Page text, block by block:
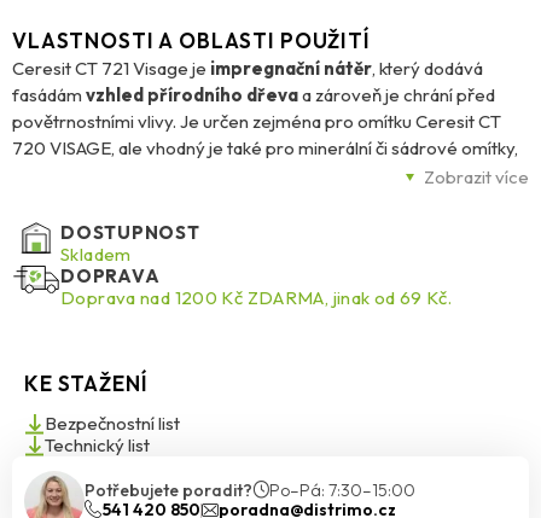
Zobrazit více
VLASTNOSTI A OBLASTI POUŽITÍ
Ceresit CT 721 Visage je impregnační nátěr, který dodává
fasádám vzhled přírodního dřevaa zároveň je chrání před
povětrnostními vlivy. Je určen zejména pro omítku Ceresit CT
720 VISAGE, ale vhodný je také pro minerální či sádrové omítky,
betonové stěrky nebo povrchy v zateplovacích systémech
před vlhkostí azaručuje dlouhodobou stálobarevnost
Produkt jek okamžitému použití
nebo stříkáním ve dvou vrstvách metodou „mokrý do mokrého“.
moderní architektuře. Balení má objem
spotřeba je 0,2 l/m² a nátěr je odolný vůči dešti po 24 hodinách.
Ceresit CT 721 je tak ideální volbou pro estetickou i funkční
ochranu fasády s dřevěným vzhledem.
DOSTUPNOST
Skladem
DOPRAVA
Doprava nad 1200 Kč ZDARMA, jinak od 69 Kč.
KE STAŽENÍ
Bezpečnostní list
Technický list
Potřebujete poradit?
Po–Pá: 7:30–15:00
541 420 850
poradna@distrimo.cz